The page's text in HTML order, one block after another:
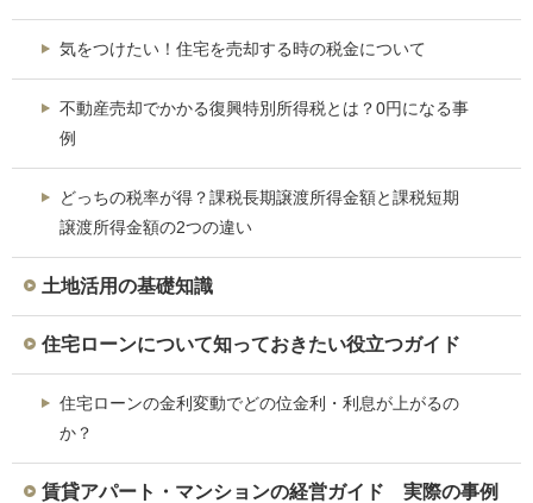
気をつけたい！住宅を売却する時の税金について
不動産売却でかかる復興特別所得税とは？0円になる事
例
どっちの税率が得？課税長期譲渡所得金額と課税短期
譲渡所得金額の2つの違い
土地活用の基礎知識
住宅ローンについて知っておきたい役立つガイド
住宅ローンの金利変動でどの位金利・利息が上がるの
か？
賃貸アパート・マンションの経営ガイド 実際の事例